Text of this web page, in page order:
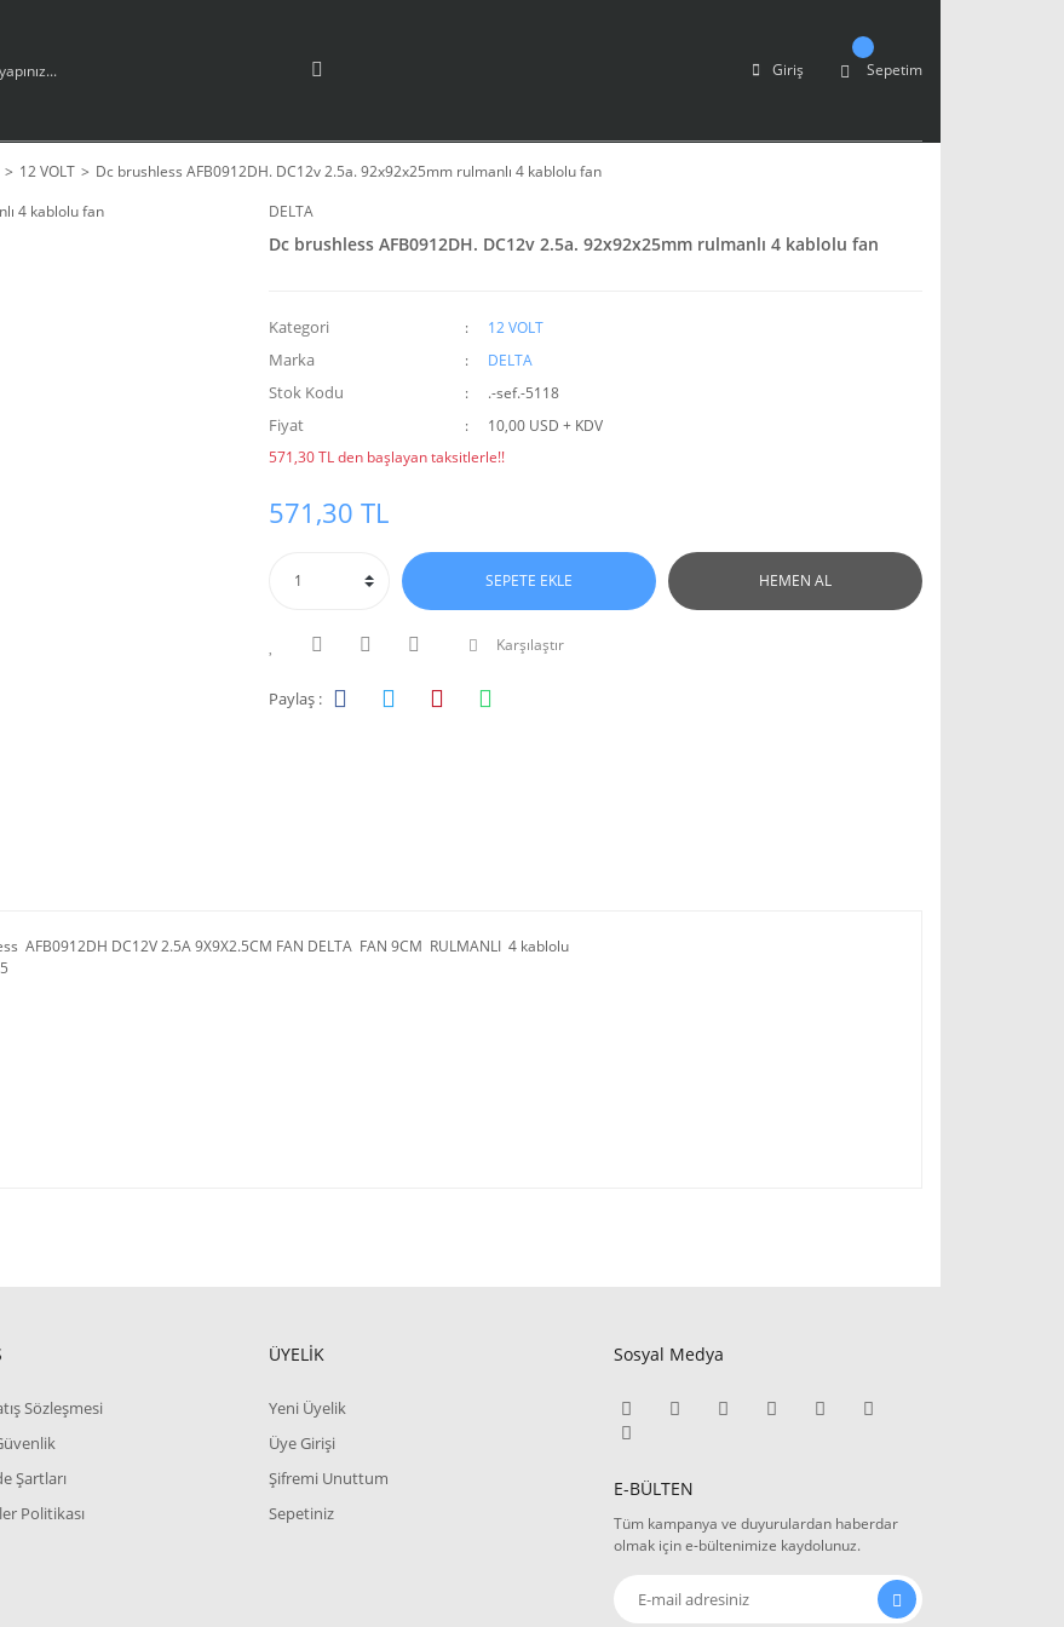
Giriş Sepetim
12 VOLT
Dc brushless AFB0912DH. DC12v 2.5a. 92x92x25mm rulmanlı 4 kablolu fan
DELTA
Dc brushless AFB0912DH. DC12v 2.5a. 92x92x25mm rulmanlı 4 kablolu fan
Kategori 12 VOLT
Marka DELTA
Stok Kodu .-sef.-5118
Fiyat
10,00 USD + KDV
571,30 TL den başlayan taksitlerle!!
571,30 TL
SEPETE EKLE HEMEN AL
Karşılaştır
Paylaş :
AFB0912DH DC12V 2.5A 9X9X2.5CM FAN DELTA FAN 9CM RULMANLI 4 kablolu
Sözleşmesi
Şartları
Politikası
ÜYELİK
Yeni Üyelik
Üye Girişi
Şifremi Unuttum
Sepetiniz
Sosyal Medya
E-BÜLTEN
Tüm kampanya ve duyurulardan haberdar
olmak için e-bültenimize kaydolunuz.